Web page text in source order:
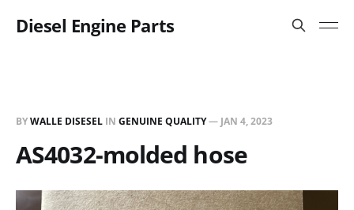
Diesel Engine Parts
BYWALLE DISESEL IN GENUINE QUALITY— JAN 4, 2023
AS4032-molded hose